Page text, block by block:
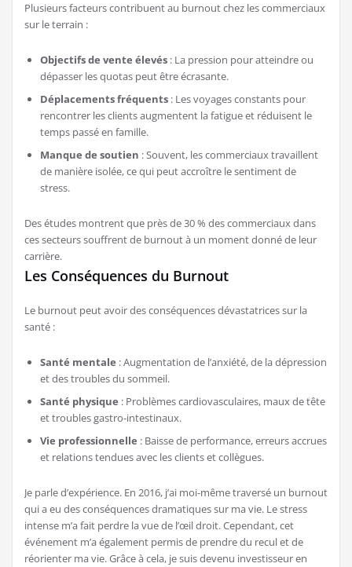
Plusieurs facteurs contribuent au burnout chez les commerciaux
sur le terrain :
Objectifs de vente élevés : La pression pour atteindre ou
dépasser les quotas peut être écrasante.
Déplacements fréquents : Les voyages constants pour
rencontrer les clients augmentent la fatigue et réduisent le
temps passé en famille.
Manque de soutien : Souvent, les commerciaux travaillent
de manière isolée, ce qui peut accroître le sentiment de
stress.
Des études montrent que près de 30 % des commerciaux dans
ces secteurs souffrent de burnout à un moment donné de leur
carrière.
Les Conséquences du Burnout
Le burnout peut avoir des conséquences dévastatrices sur la
santé :
Santé mentale : Augmentation de l’anxiété, de la dépression
et des troubles du sommeil.
Santé physique : Problèmes cardiovasculaires, maux de tête
et troubles gastro-intestinaux.
Vie professionnelle : Baisse de performance, erreurs accrues
et relations tendues avec les clients et collègues.
Je parle d’expérience. En 2016, j’ai moi-même traversé un burnout
qui a eu des conséquences dramatiques sur ma vie. Le stress
intense m’a fait perdre la vue de l’œil droit. Cependant, cet
événement m’a également permis de prendre du recul et de
réorienter ma vie. Grâce à cela, je suis devenu investisseur en